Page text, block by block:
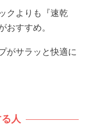
クよりも『速乾
おすすめ。
がサラッと快適に
人